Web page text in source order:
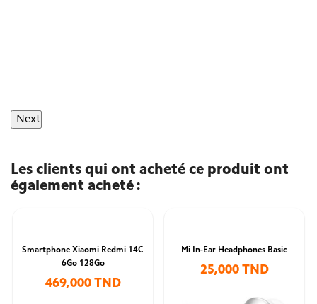
Next
Les clients qui ont acheté ce produit ont
également acheté :
Smartphone Xiaomi Redmi 14C
6Go 128Go
469,000 TND
Mi In-Ear Headphones Basic
25,000 TND